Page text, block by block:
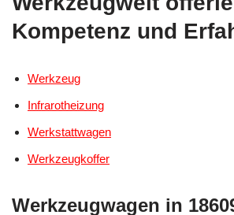
Kompetenz und
Werkzeug
Infrarotheizung
Werkstattwagen
Werkzeugkoffer
Werkzeugwagen in